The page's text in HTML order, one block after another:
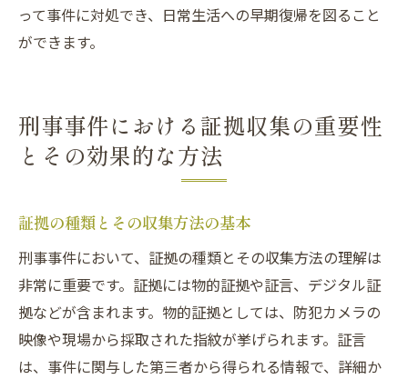
って事件に対処でき、日常生活への早期復帰を図ること
ができます。
刑事事件における証拠収集の重要性
とその効果的な方法
証拠の種類とその収集方法の基本
刑事事件において、証拠の種類とその収集方法の理解は
非常に重要です。証拠には物的証拠や証言、デジタル証
拠などが含まれます。物的証拠としては、防犯カメラの
映像や現場から採取された指紋が挙げられます。証言
は、事件に関与した第三者から得られる情報で、詳細か